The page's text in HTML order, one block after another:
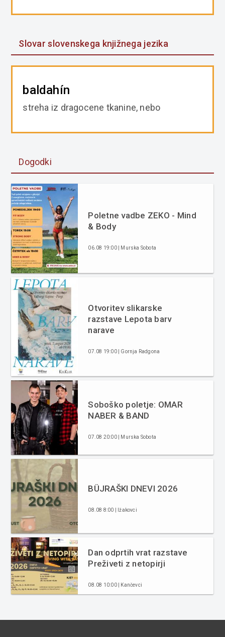
Slovar slovenskega knjižnega jezika
baldahín
streha iz dragocene tkanine, nebo
Dogodki
Poletne vadbe ZEKO - Mind
& Body
06.08 19:00 | Murska Sobota
Otvoritev slikarske
razstave Lepota barv
narave
07.08 19:00 | Gornja Radgona
Soboško poletje: OMAR
NABER & BAND
07.08 20:00 | Murska Sobota
BÜJRAŠKI DNEVI 2026
08.08 8:00 | Ižakovci
Dan odprtih vrat razstave
Preživeti z netopirji
08.08 10:00 | Kančevci